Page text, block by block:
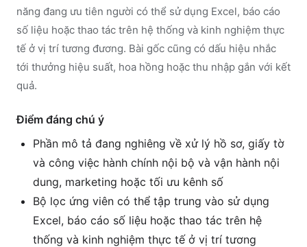
năng đang ưu tiên người có thể sử dụng Excel, báo cáo
số liệu hoặc thao tác trên hệ thống và kinh nghiệm thực
tế ở vị trí tương đương. Bài gốc cũng có dấu hiệu nhắc
tới thưởng hiệu suất, hoa hồng hoặc thu nhập gắn với kết
quả.
Điểm đáng chú ý
Phần mô tả đang nghiêng về xử lý hồ sơ, giấy tờ
và công việc hành chính nội bộ và vận hành nội
dung, marketing hoặc tối ưu kênh số
Bộ lọc ứng viên có thể tập trung vào sử dụng
Excel, báo cáo số liệu hoặc thao tác trên hệ
thống và kinh nghiệm thực tế ở vị trí tương